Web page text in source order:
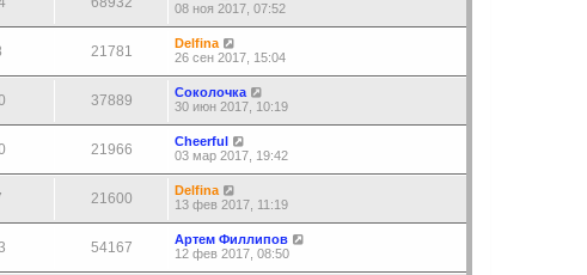
08 ноя 2017, 07:52
21781
Delfina
26 сен 2017, 15:04
37889
Соколочка
30 июн 2017, 10:19
21966
Cheerful
03 мар 2017, 19:42
21600
Delfina
13 фев 2017, 11:19
54167
Артем Филлипов
12 фев 2017, 08:50